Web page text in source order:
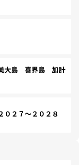
大島 喜界島 加計
２７～２０２８